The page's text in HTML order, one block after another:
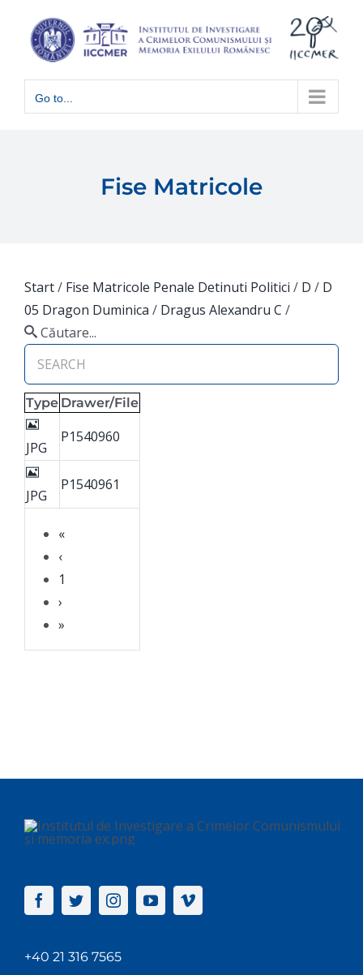
content
Go to...
Fise Matricole
Start/ Fise Matricole Penale Detinuti Politici / D / D
05 Dragon Duminica / Dragus Alexandru C /
Căutare...
Type Drawer/File
«
‹
1
›
»
JPG
P1540960
JPG
P1540961
+40 21 316 7565